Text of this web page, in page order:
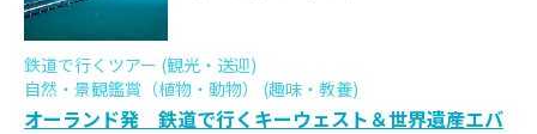
鉄道で行くツアー (観光・送迎)
自然・景観鑑賞（植物・動物） (趣味・教養)
オーランド発 鉄道で行くキーウェスト＆世界遺産エバ